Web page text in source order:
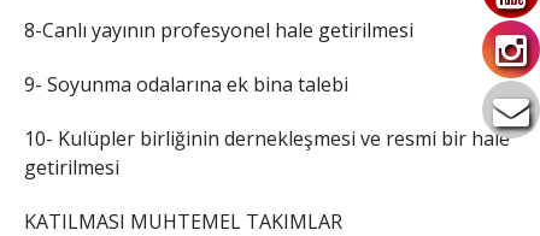
8-Canlı yayının profesyonel hale getirilmesi
9- Soyunma odalarına ek bina talebi
10- Kulüpler birliğinin dernekleşmesi ve resmi bir hale
getirilmesi
KATILMASI MUHTEMEL TAKIMLAR